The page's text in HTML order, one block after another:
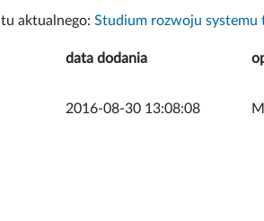
aktualnego: Studium rozwoju
data dodania
2016-08-30 13:08:08